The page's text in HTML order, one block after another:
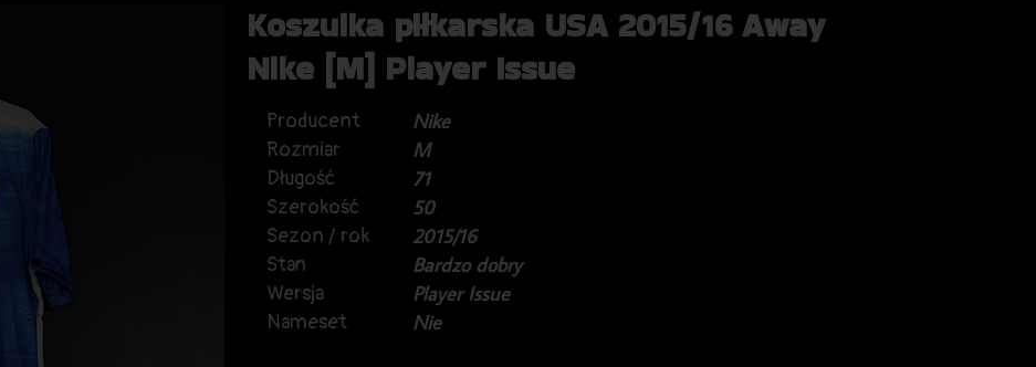
Koszulka piłkarska USA 2015/16 Away
Nike [M] Player Issue
Producent
Nike
Rozmiar
M
Długość
71
Szerokość
50
Sezon / rok
2015/16
Stan
Bardzo dobry
Wersja
Player Issue
Nameset
Nie